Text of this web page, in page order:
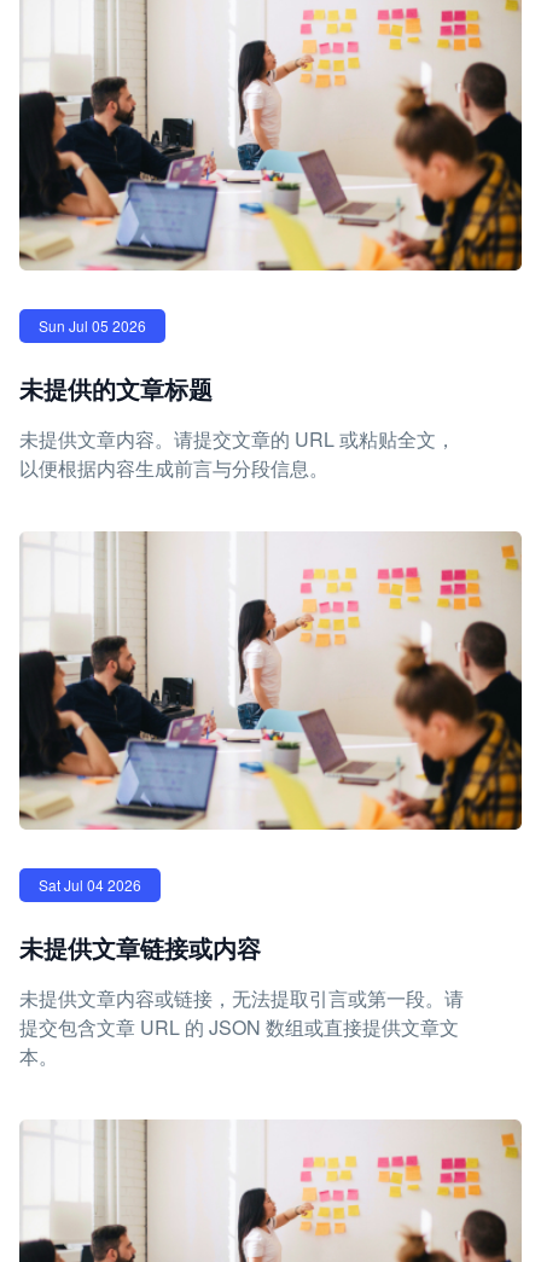
Sun Jul 05 2026
未提供的文章标题
未提供文章内容。请提交文章的 URL 或粘贴全文，
以便根据内容生成前言与分段信息。
Sat Jul 04 2026
未提供文章链接或内容
未提供文章内容或链接，无法提取引言或第一段。请
提交包含文章 URL 的 JSON 数组或直接提供文章文
本。